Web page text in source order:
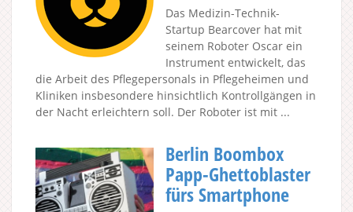
Das Medizin-Technik-
Startup Bearcover hat mit
seinem Roboter Oscar ein
Instrument entwickelt, das
die Arbeit des Pflegepersonals in Pflegeheimen und
Kliniken insbesondere hinsichtlich Kontrollgängen in
der Nacht erleichtern soll. Der Roboter ist mit ...
Berlin Boombox
Papp-Ghettoblaster
fürs Smartphone